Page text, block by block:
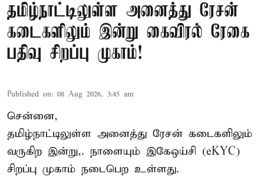
தமிழ்நாட்டிலுள்ள அனைத்து ரேசன்
கடைகளிலும் இன்று கைவிரல் ரேகை
பதிவு சிறப்பு முகாம்!
Published on: 08 Aug 2026, 3:45 am
சென்னை,
தமிழ்நாட்டிலுள்ள அனைத்து ரேசன் கடைகளிலும்
வருகிற இன்று,. நாளையும் இகேஒய்சி (eKYC)
சிறப்பு முகாம் நடைபெற உள்ளது.